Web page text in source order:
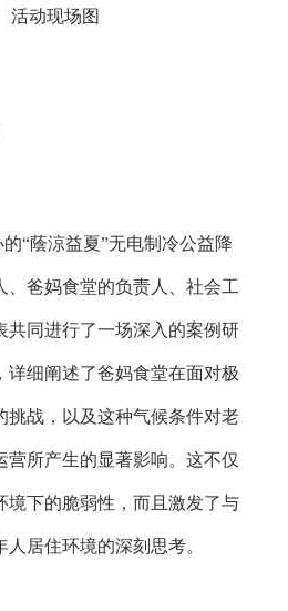
活动现场图
的“蔭涼益夏”无电制冷公益降
、爸妈食堂的负责人、社会工
共同进行了一场深入的案例研
详细阐述了爸妈食堂在面对极
挑战，以及这种气候条件对老
营所产生的显著影响。这不仅
境下的脆弱性，而且激发了与
居住环境的深刻思考。